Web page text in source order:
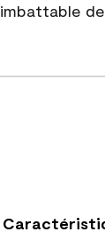
imbattable